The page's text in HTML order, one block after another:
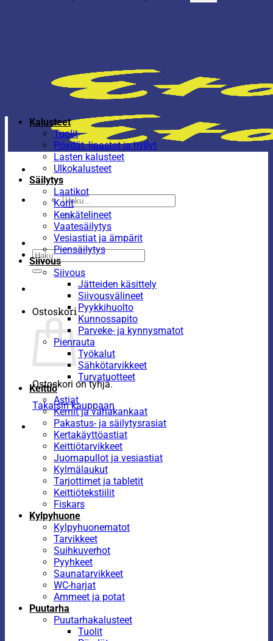
Etsi:
Etsi:
Ostoskori
Ostoskori on tyhjä.
Takaisin kauppaan
Kalusteet
Tuolit
Pöydät, lipastot ja hyllyt
Lasten kalusteet
Ulkokalusteet
Säilytys
Laatikot
Korit
Kenkätelineet
Vaatesäilytys
Vesiastiat ja ämpärit
Piensäilytys
Siivous
Siivous
Jätteiden käsittely
Siivousvälineet
Pyykkihuolto
Kunnossapito
Parveke- ja kynnysmatot
Pienrauta
Työkalut
Sähkötarvikkeet
Turvatuotteet
Keittiö
Astiat
Kernit ja vahakankaat
Pakastus- ja säilytysrasiat
Kertakäyttöastiat
Keittiötarvikkeet
Juomapullot ja vesiastiat
Kylmälaukut
Tarjottimet ja tabletit
Keittiötekstiilit
Fiskars
Kylpyhuone
Kylpyhuonematot
Tarvikkeet
Suihkuverhot
Pyyhkeet
Saunatarvikkeet
WC-harjat
Ammeet ja potat
Puutarha
Puutarhakalusteet
Tuolit